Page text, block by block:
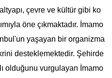
çevre ve kültür gibi ko
öne çıkmaktadır. İmamo
yaşayan bir organizma
desteklemektedir. Şehirde
olduğunu vurgulayan İmamo